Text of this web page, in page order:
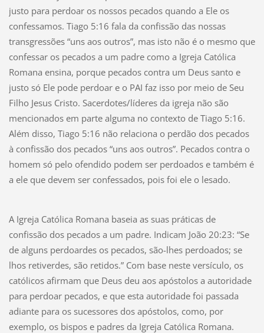
justo para perdoar os nossos pecados quando a Ele os
confessamos. Tiago 5:16 fala da confissão das nossas
transgressões “uns aos outros”, mas isto não é o mesmo que
confessar os pecados a um padre como a Igreja Católica
Romana ensina, porque pecados contra um Deus santo e
justo só Ele pode perdoar e o PAI faz isso por meio de Seu
Filho Jesus Cristo. Sacerdotes/líderes da igreja não são
mencionados em parte alguma no contexto de Tiago 5:16.
Além disso, Tiago 5:16 não relaciona o perdão dos pecados
à confissão dos pecados “uns aos outros”. Pecados contra o
homem só pelo ofendido podem ser perdoados e também é
a ele que devem ser confessados, pois foi ele o lesado.
A Igreja Católica Romana baseia as suas práticas de
confissão dos pecados a um padre. Indicam João 20:23: “Se
de alguns perdoardes os pecados, são-lhes perdoados; se
lhos retiverdes, são retidos.” Com base neste versículo, os
católicos afirmam que Deus deu aos apóstolos a autoridade
para perdoar pecados, e que esta autoridade foi passada
adiante para os sucessores dos apóstolos, como, por
exemplo, os bispos e padres da Igreja Católica Romana.